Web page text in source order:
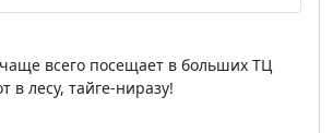
всего посещает в больших ТЦ
в лесу, тайге-ниразу!